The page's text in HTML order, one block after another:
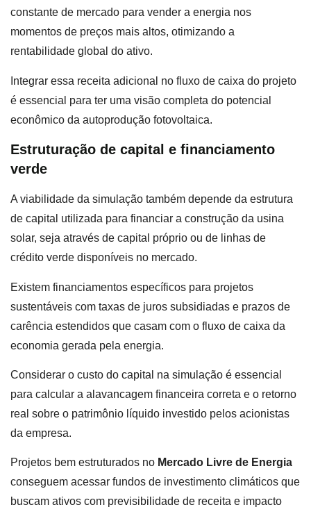
constante de mercado para vender a energia nos
momentos de preços mais altos, otimizando a
rentabilidade global do ativo.
Integrar essa receita adicional no fluxo de caixa do projeto
é essencial para ter uma visão completa do potencial
econômico da autoprodução fotovoltaica.
Estruturação de capital e financiamento
verde
A viabilidade da simulação também depende da estrutura
de capital utilizada para financiar a construção da usina
solar, seja através de capital próprio ou de linhas de
crédito verde disponíveis no mercado.
Existem financiamentos específicos para projetos
sustentáveis com taxas de juros subsidiadas e prazos de
carência estendidos que casam com o fluxo de caixa da
economia gerada pela energia.
Considerar o custo do capital na simulação é essencial
para calcular a alavancagem financeira correta e o retorno
real sobre o patrimônio líquido investido pelos acionistas
da empresa.
Projetos bem estruturados no Mercado Livre de Energia
conseguem acessar fundos de investimento climáticos que
buscam ativos com previsibilidade de receita e impacto